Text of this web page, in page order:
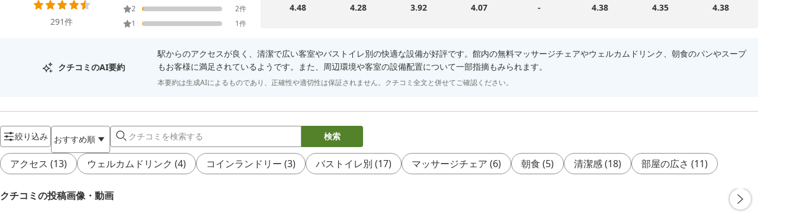
291件
2
2件
1
1件
4.48 4.28 3.92 4.07 - 4.38 4.35 4.38
クチコミのAI要約
駅からのアクセスが良く、清潔で広い客室やバストイレ別の快適な設備が好評です。館内の無料マッサージチェアやウェルカムドリンク、朝食のパンやスープ
もお客様に満足されているようです。また、周辺環境や客室の設備配置について一部指摘もみられます。
本要約は生成AIによるものであり、正確性や適切性は保証されません。クチコミ全文と併せてご確認ください。
絞り込み おすすめ順 検索
アクセス (13) ウェルカムドリンク (4) コインランドリー (3) バストイレ別 (17) マッサージチェア (6) 朝食 (5) 清潔感(18) 部屋の広さ (11)
クチコミの投稿画像・動画